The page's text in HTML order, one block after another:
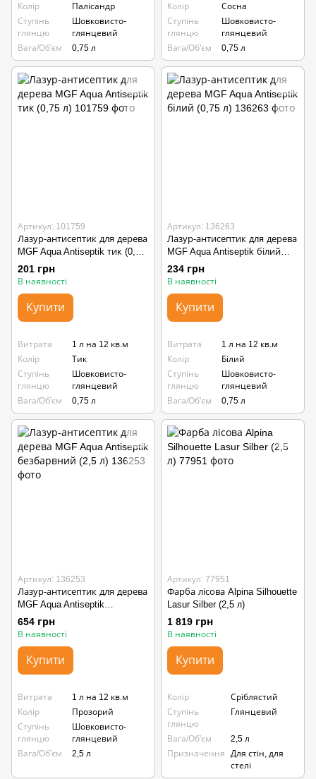
Колір
Палісандр
Ступінь
глянцю
Шовковисто-
глянцевий
Вага/Об'єм
0,75 л
Колір
Сосна
Ступінь
глянцю
Шовковисто-
глянцевий
Вага/Об'єм
0,75 л
Артикул: 101759
Лазур-антисептик для дерева
MGF Aqua Antiseptik тик (0,75
л)
201 грн
В наявності
Купити
Витрата
1 л на 12 кв.м
Колір
Тик
Ступінь
глянцю
Шовковисто-
глянцевий
Вага/Об'єм
0,75 л
Артикул: 136263
Лазур-антисептик для дерева
MGF Aqua Antiseptik білий
(0,75 л)
234 грн
В наявності
Купити
Витрата
1 л на 12 кв.м
Колір
Білий
Ступінь
глянцю
Шовковисто-
глянцевий
Вага/Об'єм
0,75 л
Артикул: 136253
Лазур-антисептик для дерева
MGF Aqua Antiseptik
безбарвний (2,5 л)
654 грн
В наявності
Купити
Витрата
1 л на 12 кв.м
Колір
Прозорий
Ступінь
глянцю
Шовковисто-
глянцевий
Вага/Об'єм
2,5 л
Артикул: 77951
Фарба лісова Alpina Silhouette
Lasur Silber (2,5 л)
1 819 грн
В наявності
Купити
Колір
Сріблястий
Ступінь
глянцю
Глянцевий
Вага/Об'єм
2,5 л
Призначення
Для стін, для
стелі